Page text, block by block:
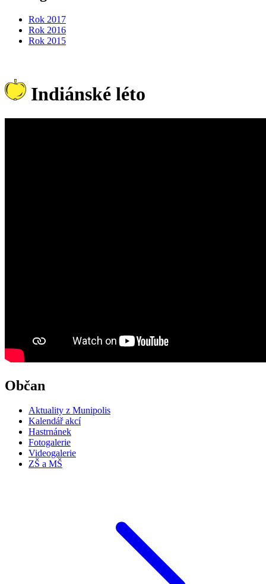
Rok 2017
Rok 2016
Rok 2015
Indiánské léto
Občan
Aktuality z Munipolis
Kalendář akcí
Hastrnánek
Fotogalerie
Videogalerie
ZŠ a MŠ